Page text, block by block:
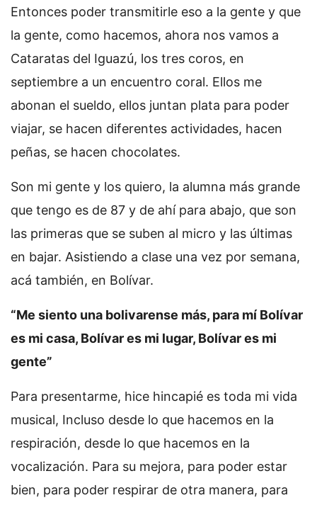
Entonces poder transmitirle eso a la gente y que
la gente, como hacemos, ahora nos vamos a
Cataratas del Iguazú, los tres coros, en
septiembre a un encuentro coral. Ellos me
abonan el sueldo, ellos juntan plata para poder
viajar, se hacen diferentes actividades, hacen
peñas, se hacen chocolates.
Son mi gente y los quiero, la alumna más grande
que tengo es de 87 y de ahí para abajo, que son
las primeras que se suben al micro y las últimas
en bajar. Asistiendo a clase una vez por semana,
acá también, en Bolívar.
“Me siento una bolivarense más, para mí Bolívar
es mi casa, Bolívar es mi lugar, Bolívar es mi
gente”
Para presentarme, hice hincapié es toda mi vida
musical, Incluso desde lo que hacemos en la
respiración, desde lo que hacemos en la
vocalización. Para su mejora, para poder estar
bien, para poder respirar de otra manera, para